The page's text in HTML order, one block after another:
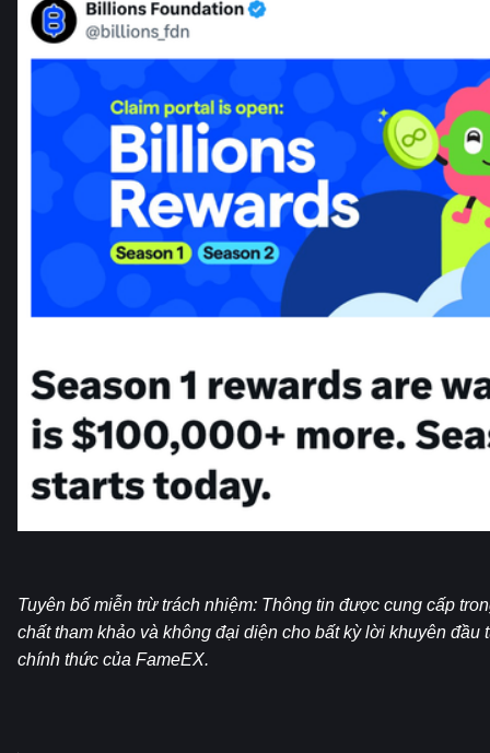
Tuyên bố miễn trừ trách nhiệm: Thông tin được cung cấp
chất tham khảo và không đại diện cho bất kỳ lời khuyên đầu
chính thức của FameEX.